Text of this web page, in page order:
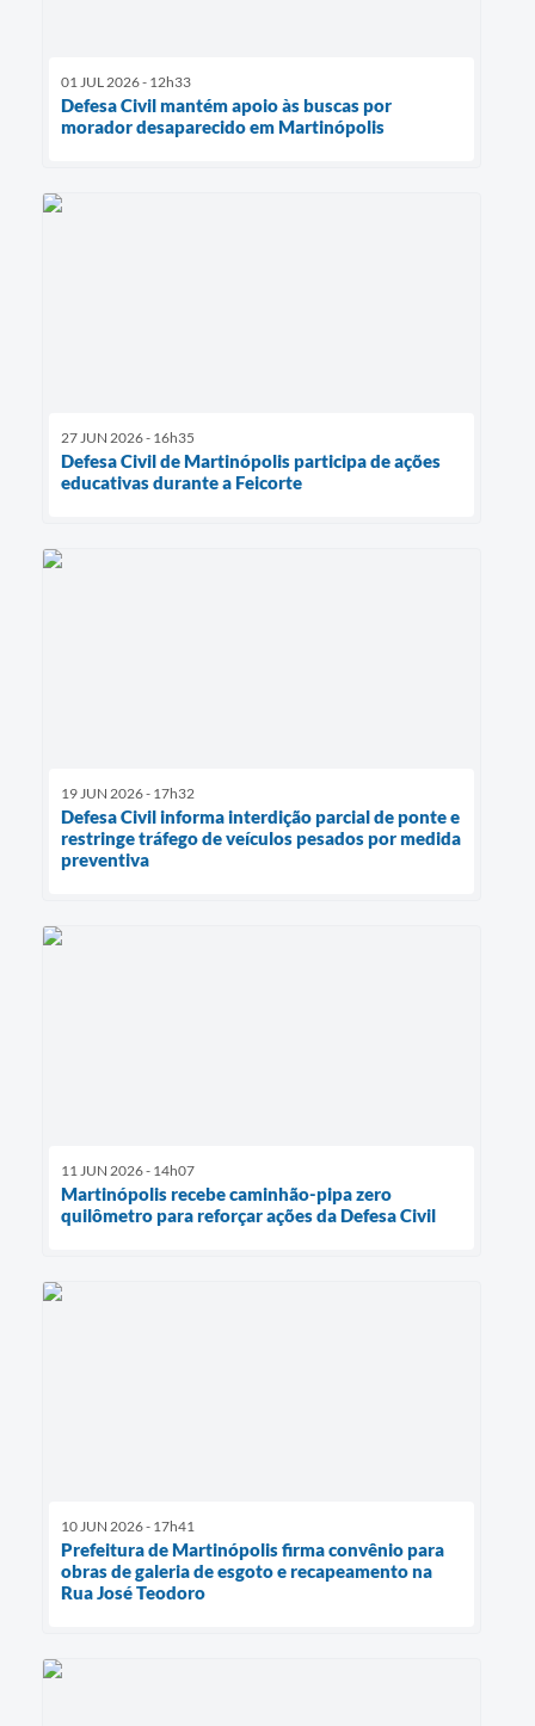
01 JUL 2026 - 12h33
Defesa Civil mantém apoio às buscas por
morador desaparecido em Martinópolis
27 JUN 2026 - 16h35
Defesa Civil de Martinópolis participa de ações
educativas durante a Feicorte
19 JUN 2026 - 17h32
Defesa Civil informa interdição parcial de ponte e
restringe tráfego de veículos pesados por medida
preventiva
11 JUN 2026 - 14h07
Martinópolis recebe caminhão-pipa zero
quilômetro para reforçar ações da Defesa Civil
10 JUN 2026 - 17h41
Prefeitura de Martinópolis firma convênio para
obras de galeria de esgoto e recapeamento na
Rua José Teodoro